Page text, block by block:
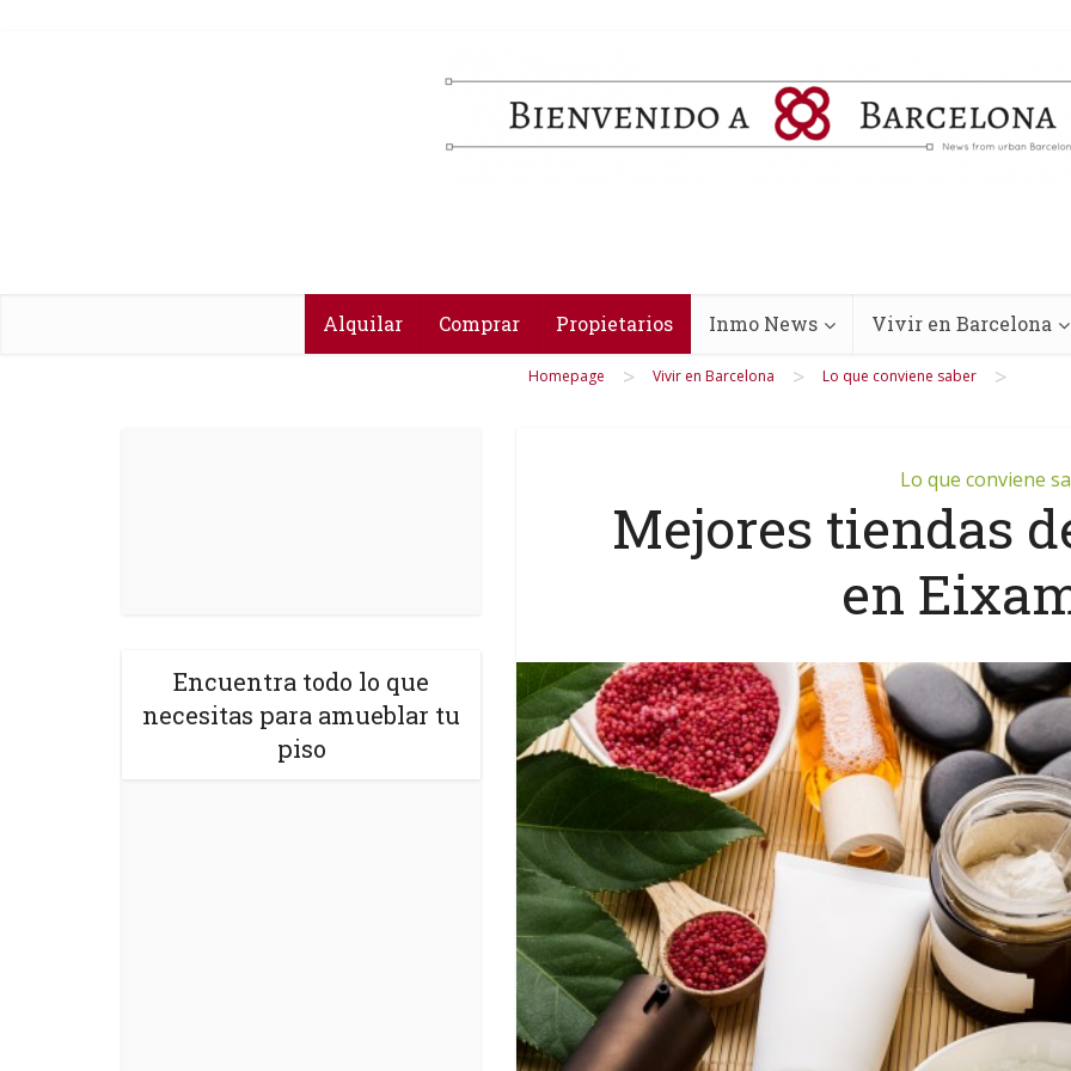
Alquilar Comprar Propietarios Inmo News Vivir en Barcelona
Homepage > Vivir en Barcelona > Lo que conviene saber >
Encuentra todo lo que
necesitas para amueblar tu
piso
Lo que conviene
Mejores tiendas
en